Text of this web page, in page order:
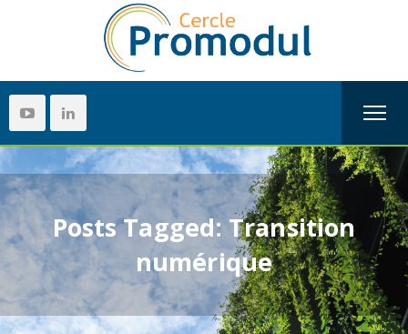
Posts Tagged: Transition
numérique